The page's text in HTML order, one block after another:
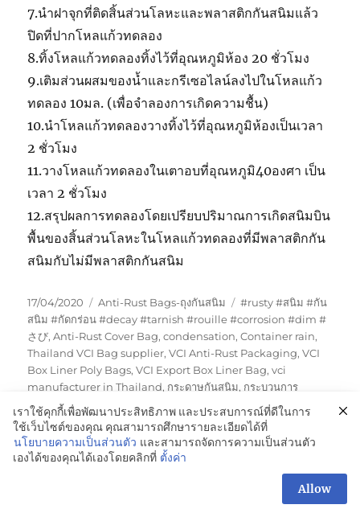
7.นำฝาจุกที่ติดสิ้นส่วนโลหะและพลาสติกกันสนิมแล้ว
ปิดที่ปากโหลแก้วทดลอง
8.ทิ้งโหลแก้วทดลองทิ้งไว้ที่อุณหภูมิห้อง 20 ชั่วโมง
9.เติมส่วนผสมของน้ำและกรีเซอไลน์ลงไปในโหลแก้ว
ทดลอง 10มล. (เพื่อจำลองการเกิดความชื้น)
10.นำโหลแก้วทดลองวางทิ้งไว้ที่อุณหภูมิห้องเป็นเวลา
2 ชั่วโมง
11.วางโหลแก้วทดลองในเตาอบที่อุณหภูมิ40องศา เป็น
เวลา 2 ชั่วโมง
12.สรุปผลการทดลองโดยเปรียบปริมาณการเกิดสนิมบิน
พื้นของสิ้นส่วนโลหะในโหลแก้วทดลองที่มีพลาสติกกัน
สนิมกับไม่มีพลาสติกกันสนิม
Posted
on
17/04/2020 Categories
Anti-Rust Bags-ถุงกันสนิม Tags
#rusty #สนิม #กัน
สนิม #กัดกร่อน #decay #tarnish #rouille #corrosion #dim #
さび,Anti-Rust Cover Bag,condensation,Container rain,
Thailand VCI Bag supplier,VCI Anti-Rust Packaging,VCI
Box Liner Poly Bags,VCI Export Box Liner Bag,vci
manufacturer in Thailand, กระดาษกันสนิม, กระบวนการ
ควบแน่น ,การควบแน่นคืออะไร
ความชื้นสัมพัทธ์
(Rh%) ,ถุงกันสนิม ถุงกันสนิมรองก้นกล่อง ถุงกันสนิมส่งออก
พลาสติกกันสนิม-ชลบุรี,ถุงพลาสติกกันสนิมรองก้นลังส่งออก,ถุงมุ้ง
พลาสติกกกันสนิม,บรรจุภัณฑ์ป้องกันสนิม
ฝนตกในตู้คอนเทรนเนอร์,
สาเหตุของการเกิดสนิม
เราใช้คุกกี้เพื่อพัฒนาประสิทธิภาพ และประสบการณ์ที่ดีในการ
ใช้เว็บไซต์ของคุณ คุณสามารถศึกษารายละเอียดได้ที่
นโยบายความเป็นส่วนตัว และสามารถจัดการความเป็นส่วนตัว
เองได้ของคุณได้เองโดยคลิกที่ ตั้งค่า
Allow